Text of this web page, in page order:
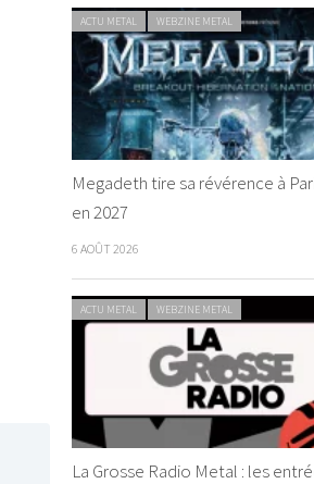
ACTU METAL WEBZINE METAL
Megadeth tire sa révérence à
en 2027
6 AOÛT 2026
ACTU METAL WEBZINE METAL
La Grosse Radio Metal : les